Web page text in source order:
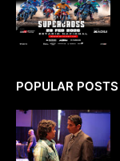
POPULAR POSTS